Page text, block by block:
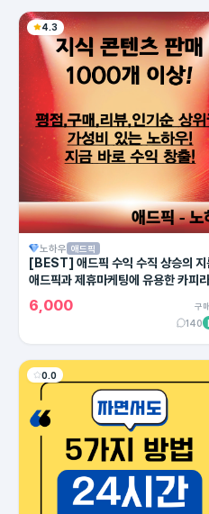
4.3
노하우 애드픽
[BEST] 애드픽 수익 수직 상승의 지
애드픽과 제휴마케팅에 유용한 카피
의 모든 방법!
6,000
구
140
0.0